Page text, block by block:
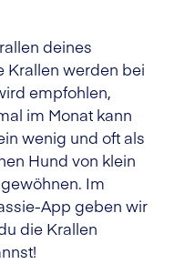
deines
Krallen werden bei
empfohlen,
im Monat kann
wenig und oft als
Hund von klein
Im
App geben wir
die Krallen